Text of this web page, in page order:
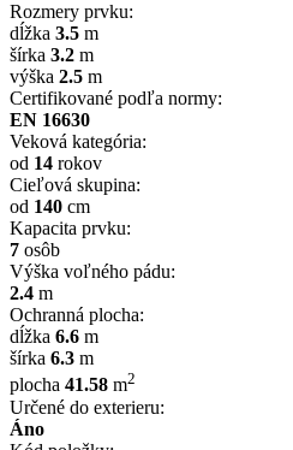
Rozmery prvku:
dĺžka 3.5 m
šírka 3.2 m
výška 2.5 m
Certifikované podľa normy:
EN 16630
Veková kategória:
od 14 rokov
Cieľová skupina:
od 140 cm
Kapacita prvku:
7 osôb
Výška voľného pádu:
2.4 m
Ochranná plocha:
dĺžka 6.6 m
šírka 6.3 m
plocha 41.58 m2
Určené do exterieru:
Áno